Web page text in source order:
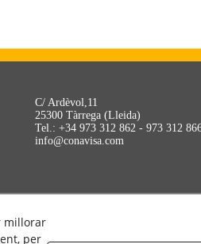
C/ Ardèvol,11
25300 Tàrrega (Lleida)
Tel.: +34 973 312 862 - 973 312
info@conavisa.com
millorar
per